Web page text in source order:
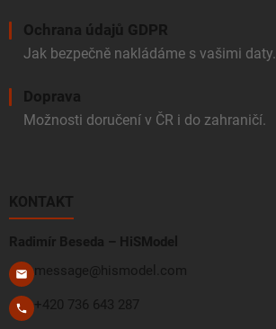
Ochrana údajů GDPR
Jak bezpečně nakládáme s vašimi daty.
Doprava
Možnosti doručení v ČR i do zahraničí.
KONTAKT
Radimír Beseda – HiSModel
message@hismodel.com
+420 736 643 287